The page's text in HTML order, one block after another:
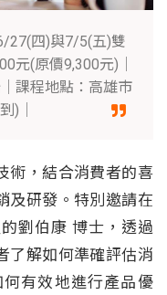
27(四)與7/5(五)雙
元(原價9,300元)｜
課程地點：高雄市
)｜
術，結合消費者的喜
及研發。特別邀請在
劉伯康 博士，透過
了解如何準確評估消
有效地進行產品優